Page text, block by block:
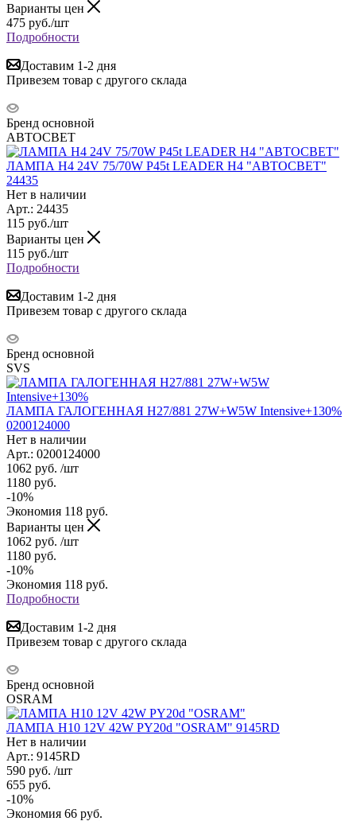
Варианты цен
475 руб./шт
Подробности
Доставим 1-2 дня
Привезем товар с другого склада
Бренд основной
АВТОСВЕТ
ЛАМПА H4 24V 75/70W P45t LEADER H4 "АВТОСВЕТ"
24435
Нет в наличии
Арт.: 24435
115 руб./шт
Варианты цен
115 руб./шт
Подробности
Доставим 1-2 дня
Привезем товар с другого склада
Бренд основной
SVS
ЛАМПА ГАЛОГЕННАЯ H27/881 27W+W5W Intensive+130%
0200124000
Нет в наличии
Арт.: 0200124000
1062 руб. /шт
1180 руб.
-10%
Экономия 118 руб.
Варианты цен
1062 руб. /шт
1180 руб.
-10%
Экономия 118 руб.
Подробности
Доставим 1-2 дня
Привезем товар с другого склада
Бренд основной
OSRAM
ЛАМПА H10 12V 42W PY20d "OSRAM" 9145RD
Нет в наличии
Арт.: 9145RD
590 руб. /шт
655 руб.
-10%
Экономия 66 руб.